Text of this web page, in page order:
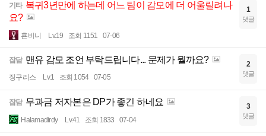
기타 복귀3년만에 하는데 어느 팀이 감모에 더 어울릴려나
요?
횬비니 Lv.19 조회 1151 07-06
1
댓글
잡담 맨유 감모 조언 부탁드립니다... 문제가 뭘까요?
징구리스 Lv.1 조회 1054 07-05
2
댓글
잡담 무과금 저자본은 DP가 좋긴 하네요
Halamadirdy Lv.41 조회 1833 07-04
3
댓글